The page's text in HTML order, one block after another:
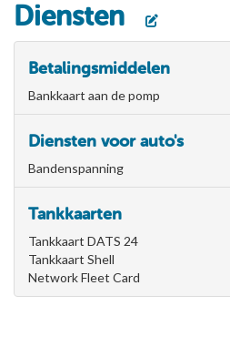
Diensten
Betalingsmiddelen
Bankkaart aan de pomp
Diensten voor auto's
Bandenspanning
Tankkaarten
Tankkaart DATS 24
Tankkaart Shell
Network Fleet Card